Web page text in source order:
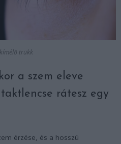
trükk
a szem eleve
rátesz egy
érzése, és a hosszú